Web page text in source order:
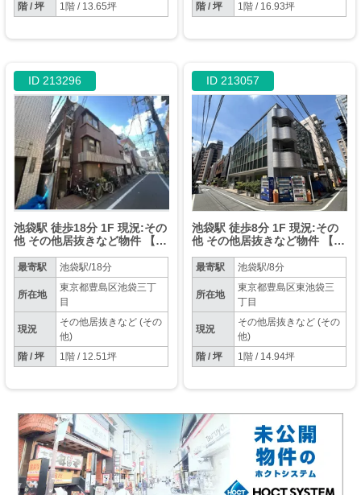
階 / 坪
1階 / 13.65坪
階 / 坪
1階 / 16.93坪
ID 213296
池袋駅 徒歩18分 1F 現況:その
他 その他居抜きなど物件 【業
最寄駅 池袋駅/18分
所在地
東京都豊島区池袋三丁
目
現況
その他居抜きなど (その
他)
階 / 坪
1階 / 12.51坪
ID 213057
池袋駅 徒歩8分 1F 現況:その
他 その他居抜きなど物件 【飲
最寄駅 池袋駅/8分
所在地
東京都豊島区東池袋三
丁目
現況
その他居抜きなど (その
他)
階 / 坪
1階 / 14.94坪